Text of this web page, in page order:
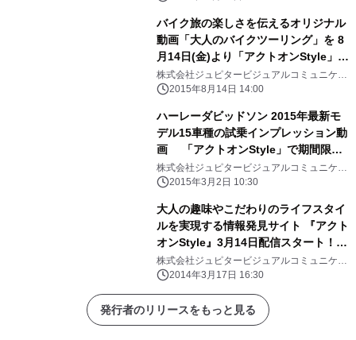
バイク旅の楽しさを伝えるオリジナル
動画「大人のバイクツーリング」を 8
月14日(金)より「アクトオンStyle」メ
ルマガ会員に限定公開
株式会社ジュピタービジュアルコミュニケー
ションズ
2015年8月14日 14:00
ハーレーダビッドソン 2015年最新モ
デル15車種の試乗インプレッション動
画 「アクトオンStyle」で期間限定
公開！
株式会社ジュピタービジュアルコミュニケー
ションズ
2015年3月2日 10:30
大人の趣味やこだわりのライフスタイ
ルを実現する情報発見サイト 『アクト
オンStyle』3月14日配信スタート！
～番組動画や雑誌記事で好奇心を刺激
する！～
株式会社ジュピタービジュアルコミュニケー
ションズ
2014年3月17日 16:30
発行者のリリースをもっと見る